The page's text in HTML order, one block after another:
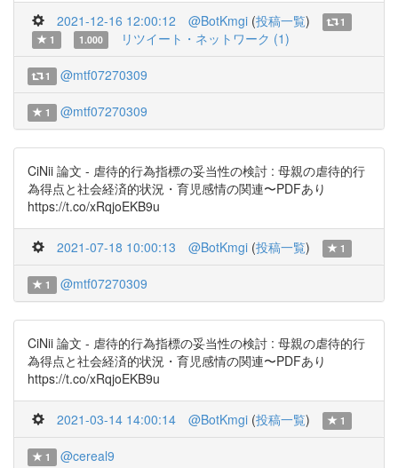
2021-12-16 12:00:12 @BotKmgi (投稿一覧)
1
1
1.000 リツイート・ネットワーク (1)
1 @mtf07270309
1 @mtf07270309
CiNii 論文 - 虐待的行為指標の妥当性の検討 : 母親の虐待的行
為得点と社会経済的状況・育児感情の関連〜PDFあり
https://t.co/xRqjoEKB9u
2021-07-18 10:00:13 @BotKmgi (投稿一覧) 1
1 @mtf07270309
CiNii 論文 - 虐待的行為指標の妥当性の検討 : 母親の虐待的行
為得点と社会経済的状況・育児感情の関連〜PDFあり
https://t.co/xRqjoEKB9u
2021-03-14 14:00:14 @BotKmgi (投稿一覧) 1
1 @cereal9